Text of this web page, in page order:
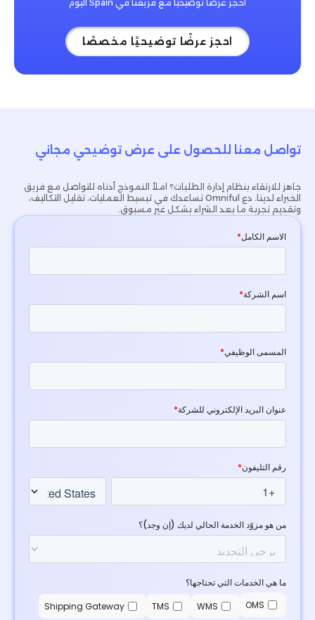
احجز عرضًا توضيحيًا مع فريقنا في Spain اليوم
احجز عرضًا توضيحيًا مخصصًا
تواصل معنا للحصول على عرض توضيحي مجاني
جاهز للارتقاء بنظام إدارة الطلبات؟ املأ النموذج أدناه للتواصل مع فريق
الخبراء لدينا. دع Omniful تساعدك في تبسيط العمليات، تقليل التكاليف،
وتقديم تجربة ما بعد الشراء بشكل غير مسبوق.